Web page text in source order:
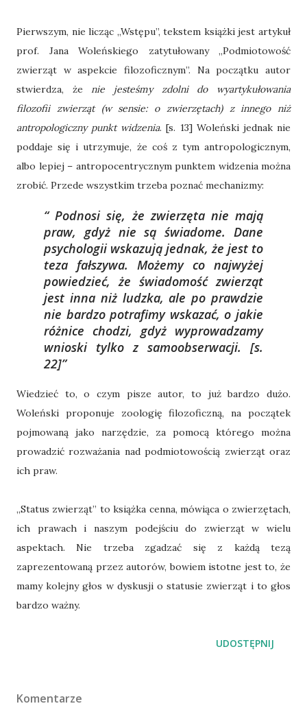
Pierwszym, nie licząc „Wstępu”, tekstem książki jest artykuł
prof. Jana Woleńskiego zatytułowany „Podmiotowość
zwierząt w aspekcie filozoficznym”. Na początku autor
stwierdza, żenie jesteśmy zdolni do wyartykułowania
filozofii zwierząt (w sensie: o zwierzętach) z innego niż
antropologiczny punkt widzenia. [s. 13] Woleński jednak nie
poddaje się i utrzymuje, że coś z tym antropologicznym,
albo lepiej – antropocentrycznym punktem widzenia można
zrobić. Przede wszystkim trzeba poznać mechanizmy:
Podnosi się, że zwierzęta nie mają
praw, gdyż nie są świadome. Dane
psychologii wskazują jednak, że jest to
teza fałszywa. Możemy co najwyżej
powiedzieć, że świadomość zwierząt
jest inna niż ludzka, ale po prawdzie
nie bardzo potrafimy wskazać, o jakie
różnice chodzi, gdyż wyprowadzamy
wnioski tylko z samoobserwacji. [s.
22]
Wiedzieć to, o czym pisze autor, to już bardzo dużo.
Woleński proponuje zoologię filozoficzną, na początek
pojmowaną jako narzędzie, za pomocą którego można
prowadzić rozważania nad podmiotowością zwierząt oraz
ich praw.
„Status zwierząt” to książka cenna, mówiąca o zwierzętach,
ich prawach i naszym podejściu do zwierząt w wielu
aspektach. Nie trzeba zgadzać się z każdą tezą
zaprezentowaną przez autorów, bowiem istotne jest to, że
mamy kolejny głos w dyskusji o statusie zwierząt i to głos
bardzo ważny.
UDOSTĘPNIJ
Komentarze